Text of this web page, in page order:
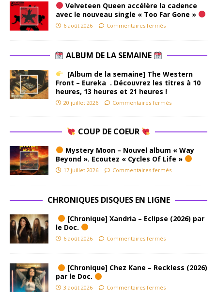
Velveteen Queen accélère la cadence
avec le nouveau single « Too Far Gone »
6 août 2026 Commentaires fermés
ALBUM DE LA SEMAINE
[Album de la semaine] The Western
Front – Eureka . Découvrez les titres à 10
heures, 13 heures et 21 heures !
20 juillet 2026 Commentaires fermés
COUP DE COEUR
Mystery Moon – Nouvel album « Way
Beyond ». Ecoutez « Cycles Of Life »
17 juillet 2026 Commentaires fermés
CHRONIQUES DISQUES EN LIGNE
[Chronique] Xandria – Eclipse (2026) par
le Doc.
6 août 2026 Commentaires fermés
[Chronique] Chez Kane – Reckless (2026)
par le Doc.
3 août 2026 Commentaires fermés